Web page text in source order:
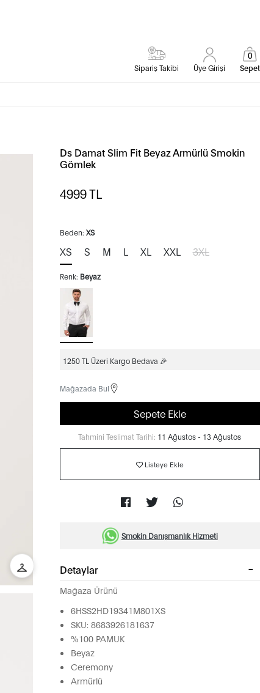
Sipariş Takibi Üye Girişi Sepet
0
Ds Damat Slim Fit Beyaz Armürlü Smokin
Gömlek
4999TL
Beden: XS
XS S M L XL XXL 3XL
Renk: Beyaz
1250 TL Üzeri Kargo Bedava 🎉
Mağazada Bul
Sepete Ekle
Tahmini Teslimat Tarihi: 11 Ağustos - 13 Ağustos
Listeye Ekle
Smokin Danışmanlık Hizmeti
Detaylar
Mağaza Ürünü
6HSS2HD19341M801XS
SKU: 8683926181637
%100 PAMUK
Beyaz
Ceremony
Armürlü